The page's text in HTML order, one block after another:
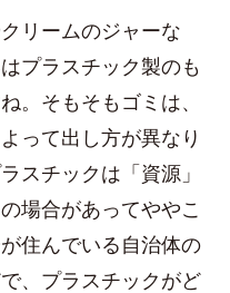
リームのジャーな
プラスチック製のも
。そもそもゴミは、
って出し方が異なり
スチックは「資源」
場合があってややこ
住んでいる自治体の
、プラスチックがど